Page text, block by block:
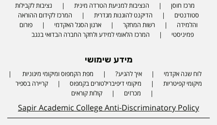
מרכז חוסן הנציבות למניעת הטרדה מינית
נציבות לקבילות
סטודנטים
הדיקנט להוגנות מגדרית
המרכז לקידום ההוראה
והלמידה
רשות המחקר ארגון הסגל האקדמי
פורום
פמיניסטי
המרכז הלאומי למידע ולחקר החברה הבדואי בנגב
מידע שימושי
לוח שנה אקדמי איך להגיע?
מפת הקמפוס ומיקומי מיגוניות
מיקומי קפיטריות
מיקומי דיפיברילטורים בקמפוס
קריירה בספיר
מכרזים
קולות קוראים
Sapir Academic College Anti-Discriminatory Policy
Phone number